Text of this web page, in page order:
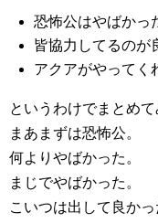
恐怖公はやばかっ
皆協力してるのが
アクアがやってく
というわけでまとめて
まあまずは恐怖公。
何よりやばかった。
まじでやばかった。
こいつは出して良かっ